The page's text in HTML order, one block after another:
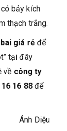
bảy kích
thạch trắng.
giá rẻ để
tại đây
về công ty
16 88để
Ánh Diệu